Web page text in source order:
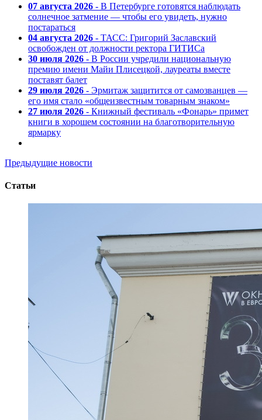
07 августа 2026 - В Петербурге готовятся наблюдать
солнечное затмение — чтобы его увидеть, нужно
постараться
04 августа 2026 - ТАСС: Григорий Заславский
освобожден от должности ректора ГИТИСа
30 июля 2026 - В России учредили национальную
премию имени Майи Плисецкой, лауреаты вместе
поставят балет
29 июля 2026 - Эрмитаж защитится от самозванцев —
его имя стало «общеизвестным товарным знаком»
27 июля 2026 - Книжный фестиваль «Фонарь» примет
книги в хорошем состоянии на благотворительную
ярмарку
Предыдущие новости
Статьи